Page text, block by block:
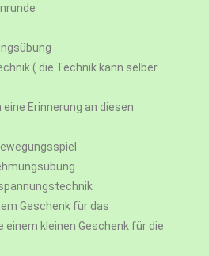
( die Technik kann selber
Erinnerung an diesen
Geschenk für das
einem kleinen Geschenk für die